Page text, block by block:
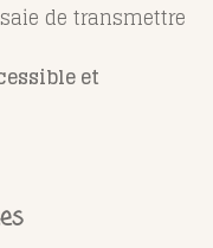
de transmettre
et